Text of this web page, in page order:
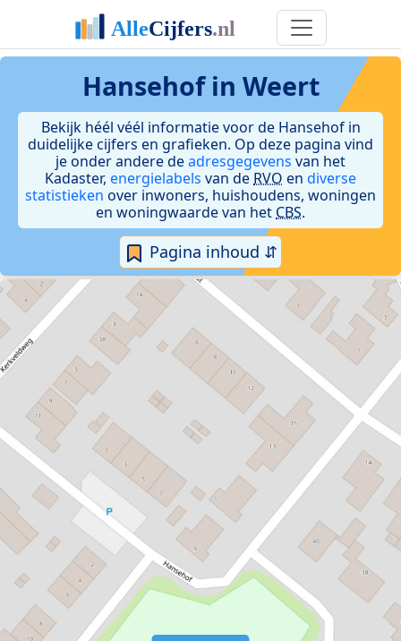
Hansehof in Weert
Bekijk héél véél informatie voor de Hansehof in
duidelijke cijfers en grafieken. Op deze pagina vind
je onder andere deadresgegevens van het
Kadaster, energielabels van de RVO en diverse
statistieken over inwoners, huishoudens, woningen
en woningwaarde van het CBS.
Pagina inhoud ⇵